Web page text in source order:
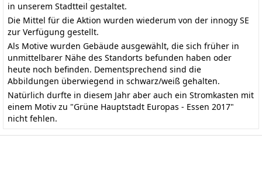
in unserem Stadtteil gestaltet.
Die Mittel für die Aktion wurden wiederum von der innogy SE
zur Verfügung gestellt.
Als Motive wurden Gebäude ausgewählt, die sich früher in
unmittelbarer Nähe des Standorts befunden haben oder
heute noch befinden. Dementsprechend sind die
Abbildungen überwiegend in schwarz/weiß gehalten.
Natürlich durfte in diesem Jahr aber auch ein Stromkasten mit
einem Motiv zu "Grüne Hauptstadt Europas - Essen 2017"
nicht fehlen.